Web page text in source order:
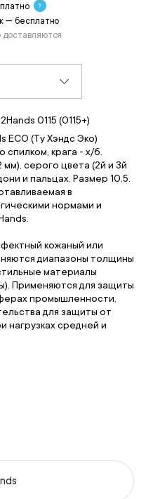
— бесплатно
доставляются
0115 (0115+)
ECO (Ту Хэндс Эко)
спилком, крага - х/б.
серого цвета (2й и 3й
и пальцах. Размер 10,5.
в
нормами и
кожаный или
диапазоны толщины
материалы
Применяются для защиты
промышленности,
для защиты от
нагрузках средней и